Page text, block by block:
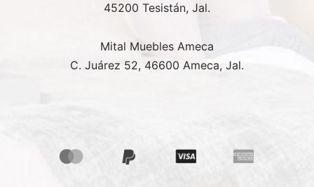
45200 Tesistán, Jal.
Mital Muebles Ameca
C. Juárez 52, 46600 Ameca, Jal.